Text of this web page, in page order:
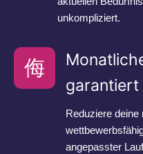
unkompliziert.
garantiert
Reduziere
angepasster